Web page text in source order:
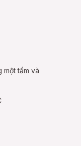
một tấm và